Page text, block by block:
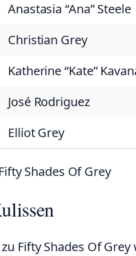
Anastasia “Ana” Steele
Christian Grey
Katherine “Kate”
José Rodriguez
Elliot Grey
Fifty Shades Of